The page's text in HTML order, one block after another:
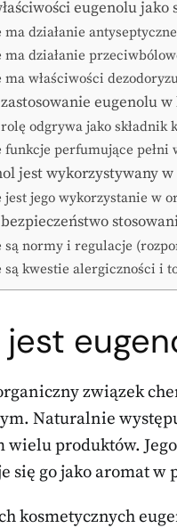
eugenolu jako
ma działanie
ma działanie
ma właściwości
eugenolu
rolę odgrywa jako składnik
funkcje perfumujące pełni
jest wykorzystywany
jest jego wykorzystanie w
są normy i regulacje
są kwestie alergiczności i
jest
związek
Naturalnie
wielu produktów.
się go jako aromat
kosmetycznych